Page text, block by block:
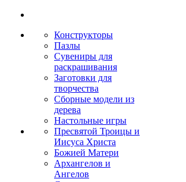
Конструкторы
Пазлы
Сувениры для
раскрашивания
Заготовки для
творчества
Сборные модели из
дерева
Настольные игры
Пресвятой Троицы и
Иисуса Христа
Божией Матери
Архангелов и
Ангелов